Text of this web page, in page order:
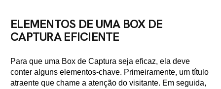
ELEMENTOS DE UMA BOX DE
CAPTURA EFICIENTE
Para que uma Box de Captura seja eficaz, ela deve
conter alguns elementos-chave. Primeiramente, um título
atraente que chame a atenção do visitante. Em seguida,